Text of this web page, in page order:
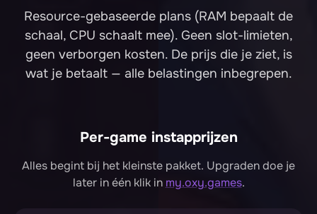
Resource-gebaseerde plans (RAM bepaalt de
schaal, CPU schaalt mee). Geen slot-limieten,
geen verborgen kosten. De prijs die je ziet, is
wat je betaalt — alle belastingen inbegrepen.
Per-game instapprijzen
Alles begint bij het kleinste pakket. Upgraden doe je
later in één klik in my.oxy.games.